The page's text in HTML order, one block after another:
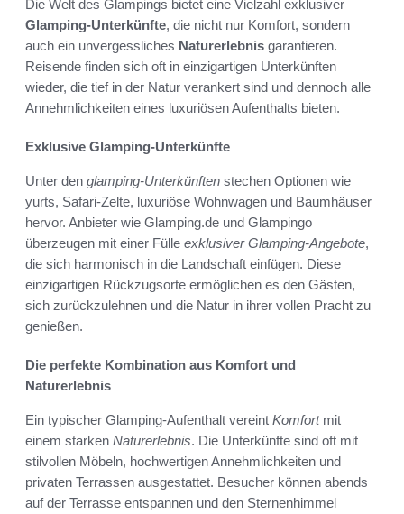
Die Welt des Glampings bietet eine Vielzahl exklusiver
Glamping-Unterkünfte, die nicht nur Komfort, sondern
auch ein unvergessliches Naturerlebnis garantieren.
Reisende finden sich oft in einzigartigen Unterkünften
wieder, die tief in der Natur verankert sind und dennoch alle
Annehmlichkeiten eines luxuriösen Aufenthalts bieten.
Exklusive Glamping-Unterkünfte
Unter den glamping-Unterkünften stechen Optionen wie
yurts, Safari-Zelte, luxuriöse Wohnwagen und Baumhäuser
hervor. Anbieter wie Glamping.de und Glampingo
überzeugen mit einer Fülle exklusiver Glamping-Angebote,
die sich harmonisch in die Landschaft einfügen. Diese
einzigartigen Rückzugsorte ermöglichen es den Gästen,
sich zurückzulehnen und die Natur in ihrer vollen Pracht zu
genießen.
Die perfekte Kombination aus Komfort und
Naturerlebnis
Ein typischer Glamping-Aufenthalt vereint Komfortmit
einem starken Naturerlebnis. Die Unterkünfte sind oft mit
stilvollen Möbeln, hochwertigen Annehmlichkeiten und
privaten Terrassen ausgestattet. Besucher können abends
auf der Terrasse entspannen und den Sternenhimmel